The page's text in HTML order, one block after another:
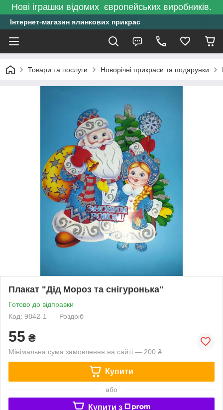
Нові іграшки відомих європейських виробників.
Інтернет-магазин ялинкових прикрас
Товари та послуги Новорічні прикраси та подарунки
Плакат "Дід Мороз та снігуронька"
Готово до відправки
Код: 9842-1
Роздріб
55 ₴
Мінімальна сума замовлення на сайті — 200 ₴
Купити
або
Купити з